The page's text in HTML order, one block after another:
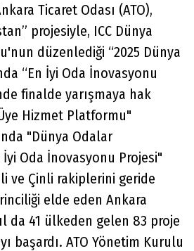
Ticaret Odası (ATO),
projesiyle, ICC Dünya
düzenlediği “2025 Dünya
“En İyi Oda İnovasyonu
finalde yarışmaya hak
Hizmet Platformu"
"Dünya Odalar
İyi Oda İnovasyonu Projesi"
ve Çinli rakiplerini geride
elde eden Ankara
da 41 ülkeden gelen 83 proje
başardı. ATO Yönetim Kurulu